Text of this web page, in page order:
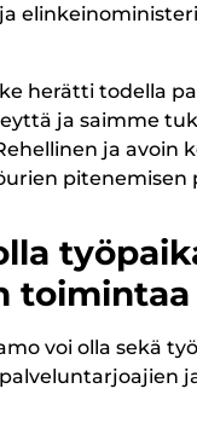
herätti todella
ja saimme
ja avoin
pitenemisen
toimintaa
voi olla sekä